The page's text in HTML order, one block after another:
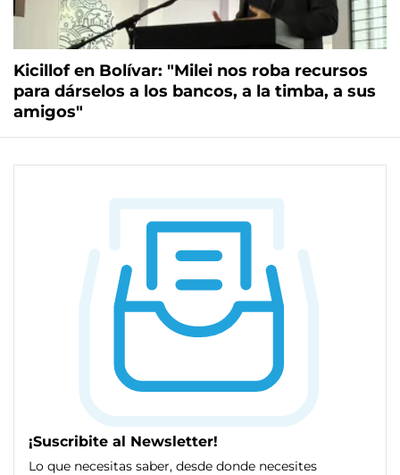
Kicillof en Bolívar: "Milei nos roba recursos
para dárselos a los bancos, a la timba, a sus
amigos"
¡Suscribite al Newsletter!
Lo que necesitas saber, desde donde necesites